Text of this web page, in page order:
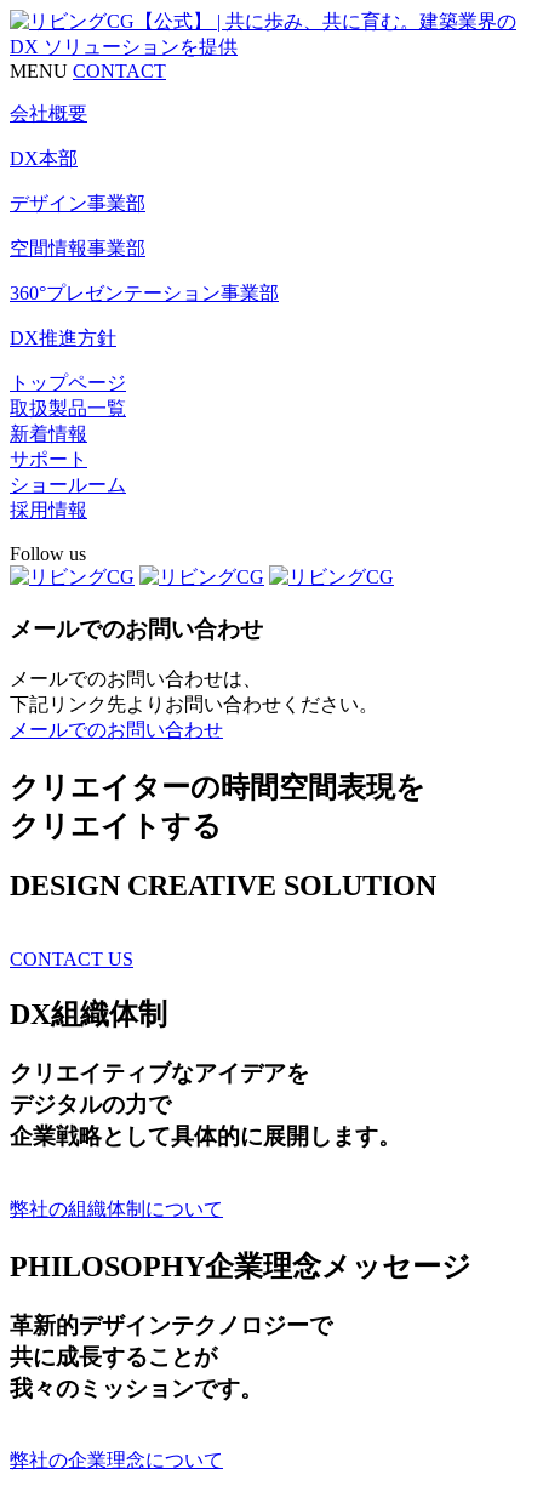
MENU CONTACT
会社概要
DX本部
デザイン事業部
空間情報事業部
360°プレゼンテーション事業部
DX推進方針
トップページ
取扱製品一覧
新着情報
サポート
ショールーム
採用情報
Follow us
メールでのお問い合わせ
メールでのお問い合わせは、
下記リンク先よりお問い合わせください。
メールでのお問い合わせ
クリエイターの時間空間表現を
クリエイトする
DESIGN CREATIVE SOLUTION
CONTACT US
DX組織体制
クリエイティブなアイデアを
デジタルの力で
企業戦略として具体的に展開します。
弊社の組織体制について
PHILOSOPHY企業理念メッセージ
革新的デザインテクノロジーで
共に成長することが
我々のミッションです。
弊社の企業理念について